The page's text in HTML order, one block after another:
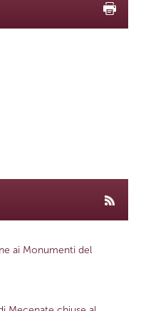
ai Monumenti del